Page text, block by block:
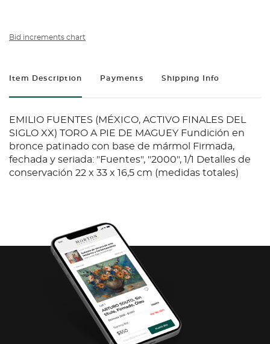
Bid increments chart
Item Description Payments Shipping Info
EMILIO FUENTES (MÉXICO, ACTIVO FINALES DEL
SIGLO XX) TORO A PIE DE MAGUEY Fundición en
bronce patinado con base de mármol Firmada,
fechada y seriada: "Fuentes", "2000", 1/1 Detalles de
conservación 22 x 33 x 16,5 cm (medidas totales)